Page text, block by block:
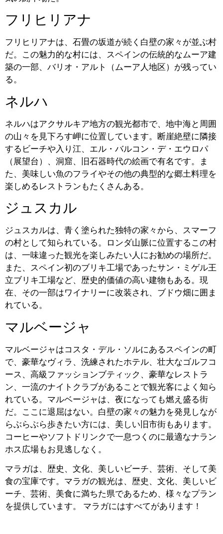
フリヒリアナ
フリヒリアナは、石畳の坂道が続く白壁の家々が並ぶ村
だ。この魅力的な村には、スペインの伝統的なムーア建
築の一部、バリオ・アルト（ムーア人地区）が残ってい
る。
ネルハ
ネルハはアクサルキア地方の観光都市で、地中海と周囲
の山々を見下ろす岬に位置しています。断崖絶壁に隣接
するビーチや入り江、エル・バルコン・デ・エウロパ
（展望台）、洞窟、旧石器時代の絵画で有名です。ま
た、美味しい魚のフライやその他の典型的な郷土料理を
楽しめるレストランもたくさんある。
ジュスカル
ジュスカルは、青く塗られた独特の家々から、スマーフ
の村として知られている。ロンダ山脈に位置するこの村
は、一味違った観光を楽しみたい人にお勧めの場所だ。
また、スペイン初のブリキ工場であったサン・ミゲル王
立ブリキ工場など、歴史的価値の高い建物もある。現
在、その一部はワイナリーに改装され、ブドウ畑に囲ま
れている。
マルベージャ
マルベージャはコスタ・デル・ソルにあるスペインの町
で、豪華なヴィラ、洗練されたホテル、壮大なゴルフコ
ース、高級ファッションブティック、豪華なレストラ
ン、一流のナイトクラブがあることで観光客によく知ら
れている。マルベージャは、夜になっても燃え盛る街
だ。ここに退屈はない。白壁の家々の魅力を発見しなが
らぶらぶら歩きたい方には、美しい旧市街もあります。
コーヒーやソフトドリンクで一息つくのに最適なナラン
ホス広場もお見逃しなく。
マラガは、歴史、文化、美しいビーチ、芸術、そして美
食の宝庫です。マラガの観光は、歴史、文化、美しいビ
ーチ、芸術、美食に満ちた県であるため、様々なプラン
を提供しています。 マラガにはすべてがあります！